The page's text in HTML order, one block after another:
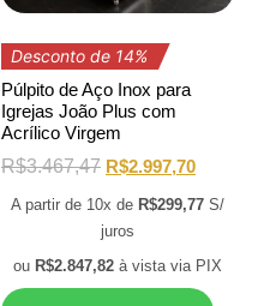
Desconto de 14%
Púlpito de Aço Inox para
Igrejas João Plus com
Acrílico Virgem
R$3.467,47 R$2.997,70
A partir de 10x de R$299,77 S/
juros
ou R$2.847,82 à vista via PIX